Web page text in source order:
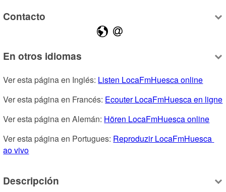
Contacto
En otros idiomas
Ver esta página en Inglés: Listen LocaFmHuesca online
Ver esta página en Francés: Ecouter LocaFmHuesca en ligne
Ver esta página en Alemán: Hören LocaFmHuesca online
Ver esta página en Portugues: Reproduzir LocaFmHuesca
ao vivo
Descripción